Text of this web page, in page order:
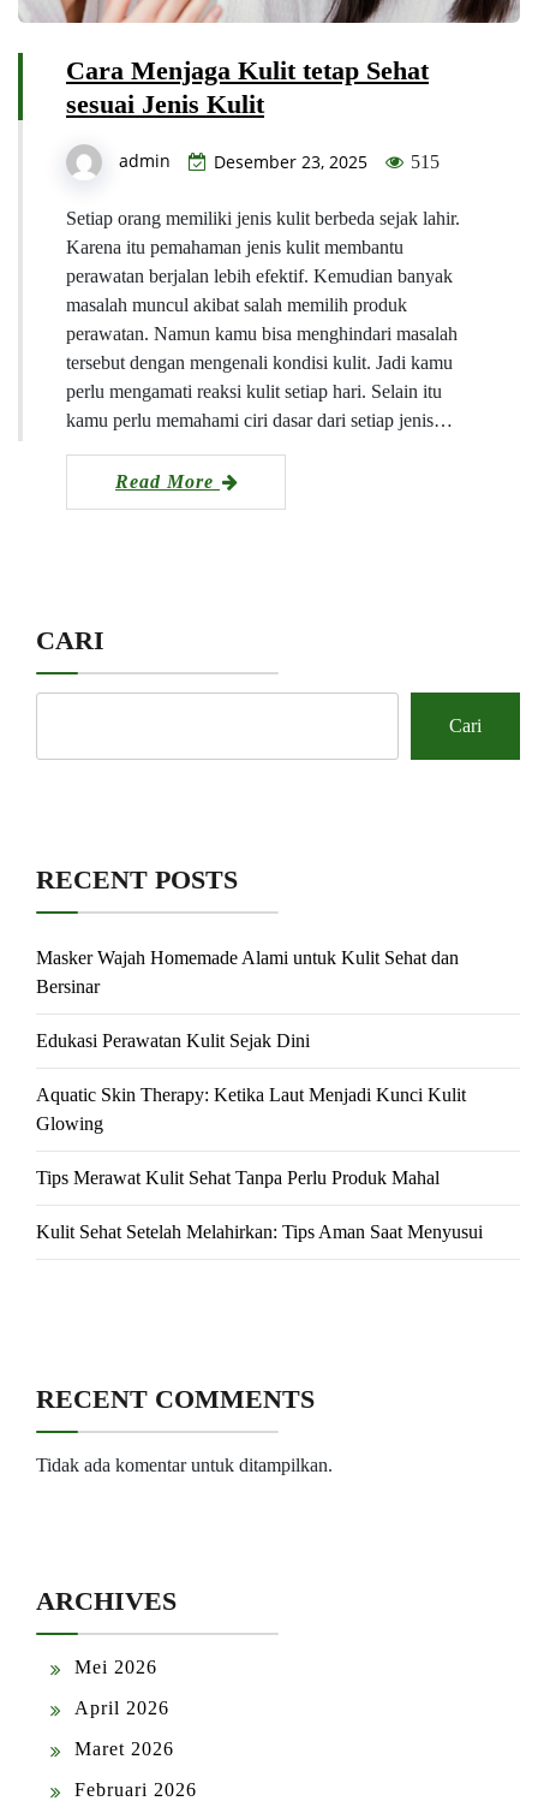
Cara Menjaga Kulit tetap Sehat
sesuai Jenis Kulit
admin Desember 23, 2025 515
Setiap orang memiliki jenis kulit berbeda sejak lahir.
Karena itu pemahaman jenis kulit membantu
perawatan berjalan lebih efektif. Kemudian banyak
masalah muncul akibat salah memilih produk
perawatan. Namun kamu bisa menghindari masalah
tersebut dengan mengenali kondisi kulit. Jadi kamu
perlu mengamati reaksi kulit setiap hari. Selain itu
kamu perlu memahami ciri dasar dari setiap jenis…
Read More
CARI
Cari
RECENT POSTS
Masker Wajah Homemade Alami untuk Kulit Sehat dan
Bersinar
Edukasi Perawatan Kulit Sejak Dini
Aquatic Skin Therapy: Ketika Laut Menjadi Kunci Kulit
Glowing
Tips Merawat Kulit Sehat Tanpa Perlu Produk Mahal
Kulit Sehat Setelah Melahirkan: Tips Aman Saat Menyusui
RECENT COMMENTS
Tidak ada komentar untuk ditampilkan.
ARCHIVES
Mei 2026
April 2026
Maret 2026
Februari 2026